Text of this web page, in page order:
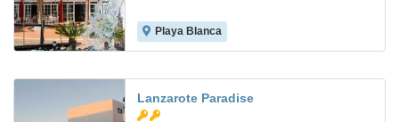
Playa Blanca
Lanzarote Paradise